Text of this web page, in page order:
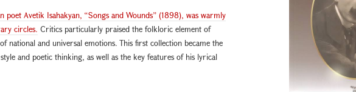
Avetik Isahakyan, “Songs and Wounds” (1898), was warmly
circles. Critics particularly praised the folkloric element of
national and universal emotions. This first collection became the
and poetic thinking, as well as the key features of his lyrical